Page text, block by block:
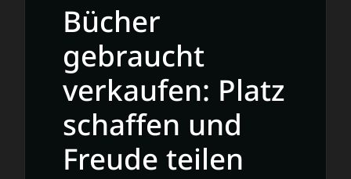
kaufen
Bücher
gebraucht
verkaufen: Platz
schaffen und
Freude teilen